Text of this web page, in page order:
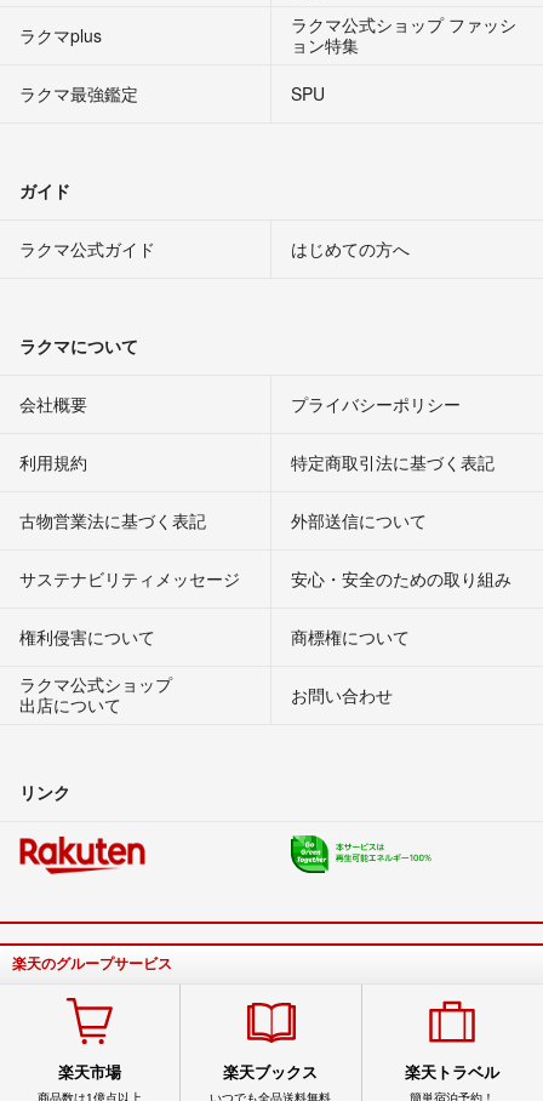
ラクマplus
ラクマ公式ショップ ファッシ
ョン特集
ラクマ最強鑑定
SPU
ガイド
ラクマ公式ガイド はじめての方へ
ラクマについて
会社概要 プライバシーポリシー
利用規約 特定商取引法に基づく表記
古物営業法に基づく表記 外部送信について
サステナビリティメッセージ 安心・安全のための取り組み
権利侵害について
商標権について
ラクマ公式ショップ
出店について
お問い合わせ
リンク
楽天のグループサービス
楽天市場
商品数は1億点以上
楽天ブックス
いつでも全品送料無料
楽天トラベル
簡単宿泊予約！